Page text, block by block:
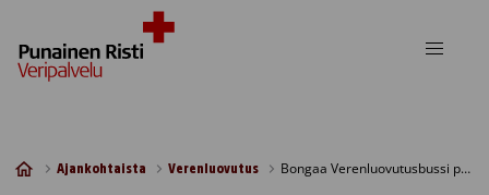
Ajankohtaista Verenluovutus Bongaa Verenluovutusbussi pääkaupunkiseudulla!